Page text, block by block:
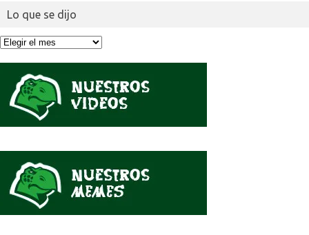
Lo que se dijo
Lo